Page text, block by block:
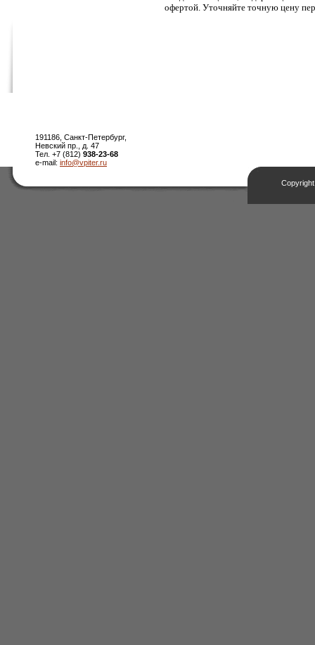
офертой. Уточняйте точную цену
191186, Санкт-Петербург,
Невский пр., д. 47
Тел. +7 (812) 938-23-68
e-mail: info@vpiter.ru